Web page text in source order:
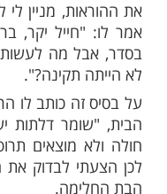
שאלה. "קניתי
בפתח חדרה של
פסולה? האם
חלילה לא הייתי
יודע מה היה
לו במשל מקבוצת